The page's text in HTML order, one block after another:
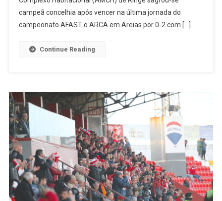
campeã concelhia após vencer na última jornada do
campeonato AFAST o ARCA em Areias por 0-2 com […]
Continue Reading